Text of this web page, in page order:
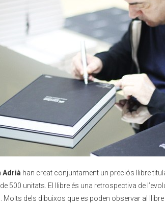
Adrià han creat conjuntament un preciós llibre
500 unitats. El llibre és una retrospectiva de
Molts dels dibuixos que es poden observar al